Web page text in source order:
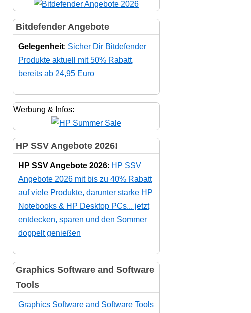
Bitdefender Angebote
Gelegenheit: Sicher Dir Bitdefender
Produkte aktuell mit 50% Rabatt,
bereits ab 24,95 Euro
Werbung & Infos:
HP SSV Angebote 2026!
HP SSV Angebote 2026: HP SSV
Angebote 2026 mit bis zu 40% Rabatt
auf viele Produkte, darunter starke HP
Notebooks & HP Desktop PCs... jetzt
entdecken, sparen und den Sommer
doppelt genießen
Graphics Software and Software
Tools
Graphics Software and Software Tools